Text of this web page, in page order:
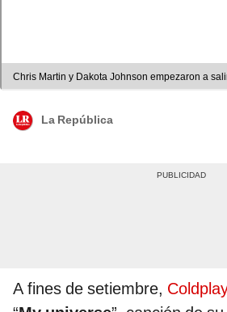
Chris Martin y Dakota Johnson empezaron a
La República
A fines de setiembre,